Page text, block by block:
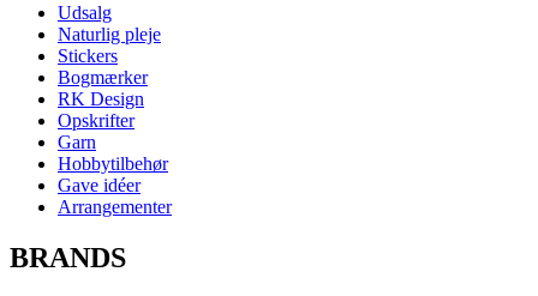
Udsalg
Naturlig pleje
Stickers
Bogmærker
RK Design
Opskrifter
Garn
Hobbytilbehør
Gave idéer
Arrangementer
BRANDS